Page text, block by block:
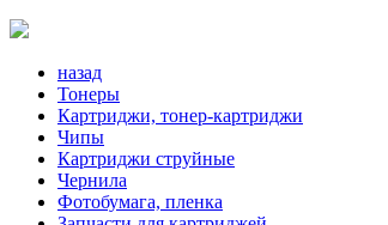
назад
Тонеры
Картриджи, тонер-картриджи
Чипы
Картриджи струйные
Чернила
Фотобумага, пленка